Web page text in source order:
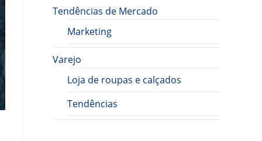
Tendências de Mercado
Marketing
Varejo
Loja de roupas e calçados
Tendências